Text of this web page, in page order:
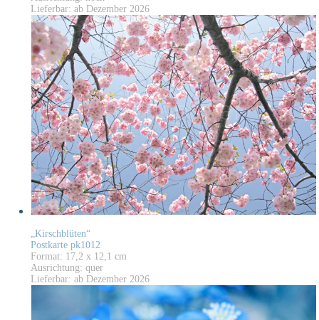
Lieferbar: ab Dezember 2026
„Kirschblüten“
Postkarte pk1012
Format: 17,2 x 12,1 cm
Ausrichtung: quer
Lieferbar: ab Dezember 2026